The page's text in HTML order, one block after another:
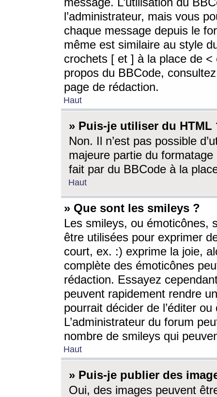
l’administrateur, mais vous
chaque message depuis le
même est similaire au style
crochets [ et ] à la place de <
propos du BBCode,
page de rédaction.
Haut
» Puis-je utiliser du HTML
Non. Il n’est pas possible
majeure partie du
fait par du BBCode à la
Haut
» Que sont les smileys ?
Les smileys, ou émoticônes,
être utilisées pour exprimer
court, ex. :) exprime la joie,
complète des émoticônes
rédaction. Essayez
peuvent rapidement rendre
pourrait décider de l’éditer
L’administrateur du forum
nombre de smileys qui
Haut
» Puis-je publier des
Oui, des images peuvent